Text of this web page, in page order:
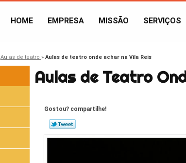
HOME EMPRESA MISSÃO SERVIÇOS
Aulas de teatro » Aulas de teatro onde achar na Vila Reis
Aulas de Teatro
Gostou? compartilhe!